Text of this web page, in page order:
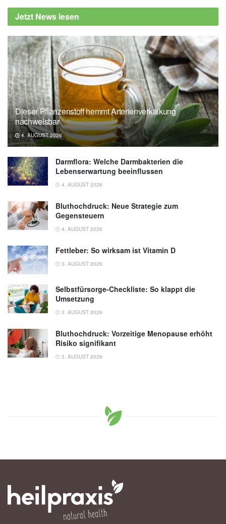
study links food and beverage temperature to
mental and gut health (veröffentlicht
Tianying Wu, Neeraja Ramesh, Cassie
Doyle, Fang-Chi Hsu: Cold and Hot
Consumption and Health Outcomes Among
U.S. Asian and White Populations; in: British
Journal of Nutrition (18.09.2025),
cambridge.org
Jetzt News lesen
Dieser Pflanzenstoff hemmt Arterienverkalkung
nachweisbar
4. AUGUST 2026
Darmflora: Welche Darmbakterien die
Lebenserwartung beeinflussen
4. AUGUST 2026
Bluthochdruck: Neue Strategie zum
Gegensteuern
4. AUGUST 2026
Fettleber: So wirksam ist Vitamin D
3. AUGUST 2026
Selbstfürsorge-Checkliste: So klappt die
Umsetzung
3. AUGUST 2026
Bluthochdruck: Vorzeitige Menopause erhöht
Risiko signifikant
3. AUGUST 2026